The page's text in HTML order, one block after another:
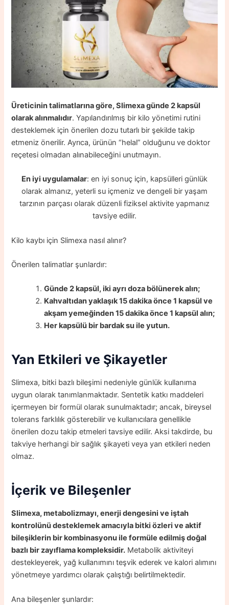
Üreticinin talimatlarına göre, Slimexa günde 2 kapsül
olarak alınmalıdır. Yapılandırılmış bir kilo yönetimi rutini
desteklemek için önerilen dozu tutarlı bir şekilde takip
etmeniz önerilir. Ayrıca, ürünün “helal” olduğunu ve doktor
reçetesi olmadan alınabileceğini unutmayın.
En iyi uygulamalar: en iyi sonuç için, kapsülleri günlük
olarak almanız, yeterli su içmeniz ve dengeli bir yaşam
tarzının parçası olarak düzenli fiziksel aktivite yapmanız
tavsiye edilir.
Kilo kaybı için Slimexa nasıl alınır?
Önerilen talimatlar şunlardır:
Günde 2 kapsül, iki ayrı doza bölünerek alın;
Kahvaltıdan yaklaşık 15 dakika önce 1 kapsül ve
akşam yemeğinden 15 dakika önce 1 kapsül alın;
Her kapsülü bir bardak su ile yutun.
Yan Etkileri ve Şikayetler
Slimexa, bitki bazlı bileşimi nedeniyle günlük kullanıma
uygun olarak tanımlanmaktadır. Sentetik katkı maddeleri
içermeyen bir formül olarak sunulmaktadır; ancak, bireysel
tolerans farklılık gösterebilir ve kullanıcılara genellikle
önerilen dozu takip etmeleri tavsiye edilir. Aksi takdirde, bu
takviye herhangi bir sağlık şikayeti veya yan etkileri neden
olmaz.
İçerik ve Bileşenler
Slimexa, metabolizmayı, enerji dengesini ve iştah
kontrolünü desteklemek amacıyla bitki özleri ve aktif
bileşiklerin bir kombinasyonu ile formüle edilmiş doğal
bazlı bir zayıflama kompleksidir. Metabolik aktiviteyi
destekleyerek, yağ kullanımını teşvik ederek ve kalori alımını
yönetmeye yardımcı olarak çalıştığı belirtilmektedir.
Ana bileşenler şunlardır: